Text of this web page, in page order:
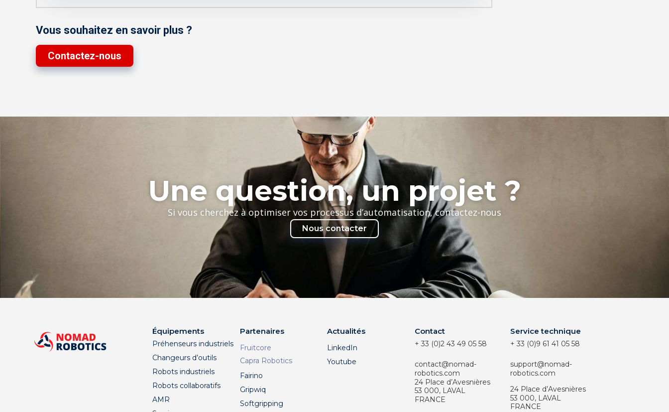
Vous souhaitez en savoir plus ?
Contactez-nous
Une question, un projet ?
Si vous cherchez à optimiser vos processus d’automatisation, contactez-nous
Nous contacter
Équipements
Préhenseurs industriels
Changeurs d’outils
Robots industriels
Robots collaboratifs
AMR
Partenaires
Fruitcore
Capra Robotics
Fairino
Gripwiq
Softgripping
Actualités
LinkedIn
Youtube
Contact
+ 33 (0)2 43 49 05 58
contact@nomad-
robotics.com
24 Place d’Avesnières
53 000, LAVAL
FRANCE
Service technique
+ 33 (0)9 61 41 05 58
support@nomad-
robotics.com
24 Place d’Avesnières
53 000, LAVAL
FRANCE